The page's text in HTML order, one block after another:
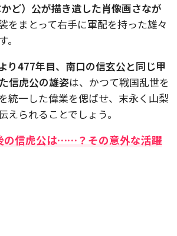
ど）公が描き遺した肖像画さなが
をまとって右手に軍配を持った雄々
り477年目、南口の信玄公と同じ甲
信虎公の雄姿は、かつて戦国乱世を
統一した偉業を偲ばせ、末永く山梨
えられることでしょう。
の信虎公は……？その意外な活躍